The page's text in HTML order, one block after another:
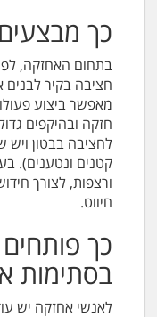
כך
בתחום האחזקה,
חציבה בקיר לבנים
מאפשר ביצוע
חזקה ובהיקפים
לחציבה בבטון ויש
קטנים ונטענים).
ורצפות, לצורך
חיווט.
כך פותחים
בסתימות
לאנשי אחזקה יש